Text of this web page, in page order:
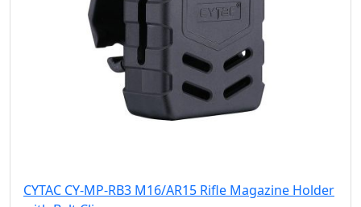
CYTAC CY-MP-RB3 M16/AR15 Rifle Magazine Holder